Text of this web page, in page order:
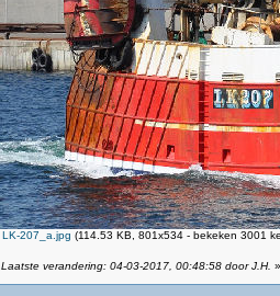
LK-207_a.jpg (114.53 KB, 801x534 - bekeken 3001
Laatste verandering: 04-03-2017, 00:48:58 door J.H. »